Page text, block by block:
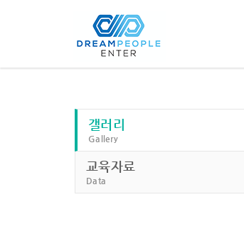
갤러리
Gallery
교육자료
Data